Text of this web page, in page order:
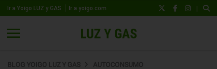
Ir a Yoigo LUZ y GAS Ir a yoigo.com |
BLOG YOIGO LUZ Y GAS AUTOCONSUMO